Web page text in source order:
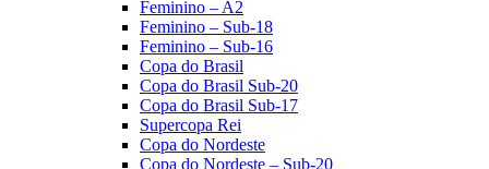
Feminino – A2
Feminino – Sub-18
Feminino – Sub-16
Copa do Brasil
Copa do Brasil Sub-20
Copa do Brasil Sub-17
Supercopa Rei
Copa do Nordeste
Copa do Nordeste – Sub-20